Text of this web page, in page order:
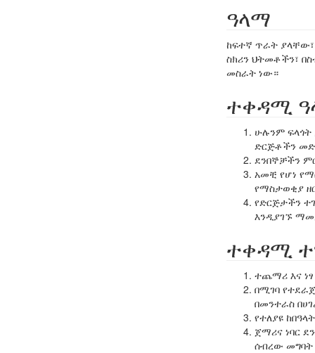
ዓላማ
ከፍተኛ ጥራት
ስክሪን ህትመቶችን፣
መስራት ነው።
ተቀዳሚ
ሁሉንም ፍላጎት
ድርጅቶችን
ደንበኞቻችን
አመቺ የሆነ
የማስታወቂያ
የድርጅታችን
እንዲያገኙ
ተቀዳሚ
ተጨማሪ እና
በሚገባ
በመንተራስ
የተለያዩ
ጀማሪና ነባር
ሰብረው